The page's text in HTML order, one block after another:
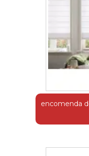
encomenda